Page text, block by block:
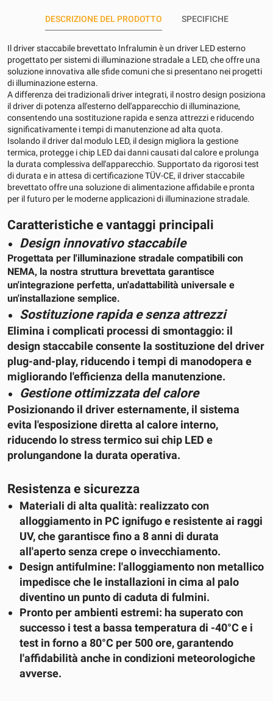
DESCRIZIONE DEL PRODOTTO SPECIFICHE
Il driver staccabile brevettato Infralumin è un driver LED esterno
progettato per sistemi di illuminazione stradale a LED, che offre una
soluzione innovativa alle sfide comuni che si presentano nei progetti
di illuminazione esterna.
A differenza dei tradizionali driver integrati, il nostro design posiziona
il driver di potenza all'esterno dell'apparecchio di illuminazione,
consentendo una sostituzione rapida e senza attrezzi e riducendo
significativamente i tempi di manutenzione ad alta quota.
Isolando il driver dal modulo LED, il design migliora la gestione
termica, protegge i chip LED dai danni causati dal calore e prolunga
la durata complessiva dell'apparecchio. Supportato da rigorosi test
di durata e in attesa di certificazione TÜV-CE, il driver staccabile
brevettato offre una soluzione di alimentazione affidabile e pronta
per il futuro per le moderne applicazioni di illuminazione stradale.
Caratteristiche e vantaggi principali
Design innovativo staccabile
Progettata per l'illuminazione stradale compatibili con
NEMA, la nostra struttura brevettata garantisce
un'integrazione perfetta, un'adattabilità universale e
un'installazione semplice.
Sostituzione rapida e senza attrezzi
Elimina i complicati processi di smontaggio: il
design staccabile consente la sostituzione del driver
plug-and-play, riducendo i tempi di manodopera e
migliorando l'efficienza della manutenzione.
Gestione ottimizzata del calore
Posizionando il driver esternamente, il sistema
evita l'esposizione diretta al calore interno,
riducendo lo stress termico sui chip LED e
prolungandone la durata operativa.
Resistenza e sicurezza
Materiali di alta qualità: realizzato con
alloggiamento in PC ignifugo e resistente ai raggi
UV, che garantisce fino a 8 anni di durata
all'aperto senza crepe o invecchiamento.
Design antifulmine: l'alloggiamento non metallico
impedisce che le installazioni in cima al palo
diventino un punto di caduta di fulmini.
Pronto per ambienti estremi: ha superato con
successo i test a bassa temperatura di -40°C e i
test in forno a 80°C per 500 ore, garantendo
l'affidabilità anche in condizioni meteorologiche
avverse.